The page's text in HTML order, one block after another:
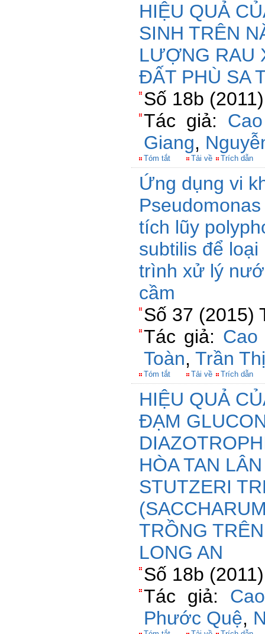
HIỆU QUẢ
SINH TRÊN
LƯỢNG RAU
ĐẤT PHÙ SA
Số 18b
Tác giả:
Giang,
Tóm tắt Tải về Trích dẫn
Ứng dụng vi
tích lũy
subtilis để
trình xử lý
cầm
Số 37 (2015)
Tác giả:
Toàn, Trần
Tóm tắt Tải về Trích dẫn
HIỆU QUẢ
ĐẠM
HÒA TAN
STUTZERI
TRỒNG
LONG AN
Số 18b
Tác giả:
Phước Quệ,